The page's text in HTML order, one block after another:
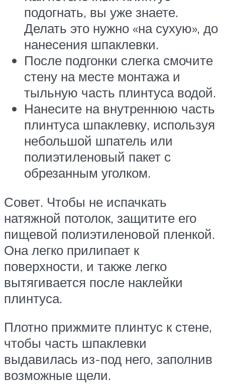
подогнать, вы уже знаете.
Делать это нужно «на сухую», до
нанесения шпаклевки.
После подгонки слегка смочите
стену на месте монтажа и
тыльную часть плинтуса водой.
Нанесите на внутреннюю часть
плинтуса шпаклевку, используя
небольшой шпатель или
полиэтиленовый пакет с
обрезанным уголком.
Совет. Чтобы не испачкать
натяжной потолок, защитите его
пищевой полиэтиленовой пленкой.
Она легко прилипает к
поверхности, и также легко
вытягивается после наклейки
плинтуса.
Плотно прижмите плинтус к стене,
чтобы часть шпаклевки
выдавилась из-под него, заполнив
возможные щели.